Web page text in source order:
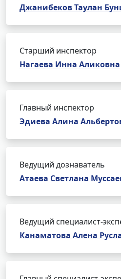
Джанибеков Таулан
Старший инспектор
Нагаева Инна Аликовна
Главный инспектор
Эдиева Алина
Ведущий дознаватель
Атаева Светлана
Ведущий специалист-
Канаматова Алена